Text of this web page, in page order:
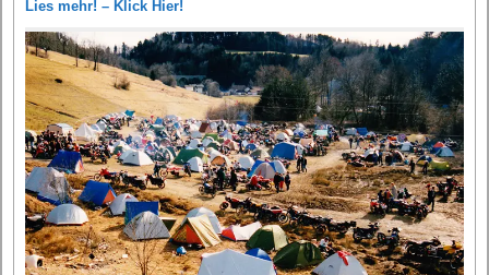
Lies mehr! – Klick Hier!